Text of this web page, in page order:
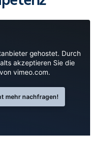
gehostet. Durch
akzeptieren Sie die
von vimeo.com.
mehr nachfragen!